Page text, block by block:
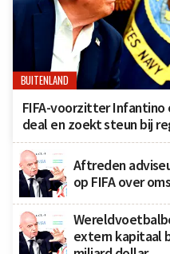
BUITENLAND
FIFA-voorzitter Infantino
deal en zoekt steun bij
Aftreden
op FIFA over
extern kapitaal